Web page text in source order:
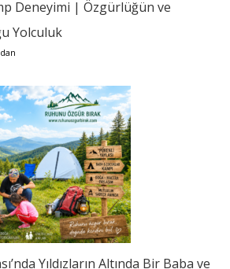
Deneyimi | Özgürlüğün ve
Yolculuk
Yıldızların Altında Bir Baba ve